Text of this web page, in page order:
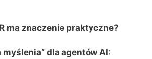
ma znaczenie praktyczne?
myślenia” dla agentów AI: